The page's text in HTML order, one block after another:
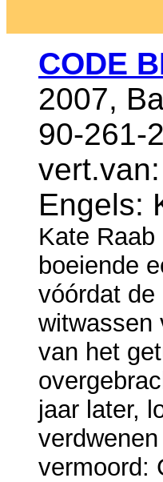
CODE
2007,
90-261-
Engels:
Kate
boeiende
vóórdat de
witwassen
van het
jaar later,
vermoord: